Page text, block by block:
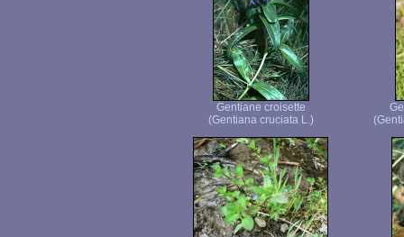
Gentiane croisette
(Gentiana cruciata L.)